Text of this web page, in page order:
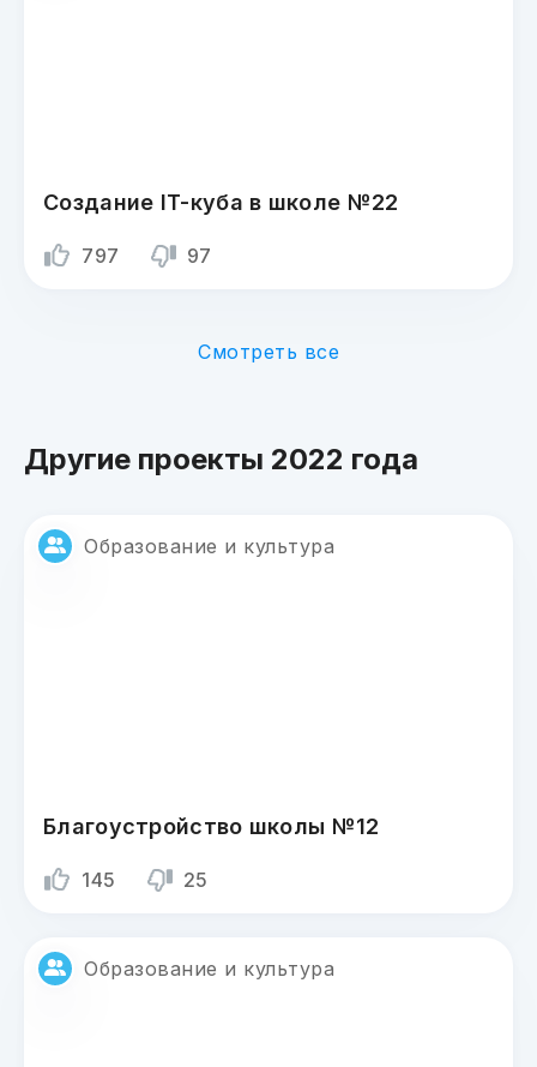
Создание IT-куба в школе №22
797 97
Смотреть все
Другие проекты 2022 года
Образование и культура
Благоустройство школы №12
145 25
Образование и культура